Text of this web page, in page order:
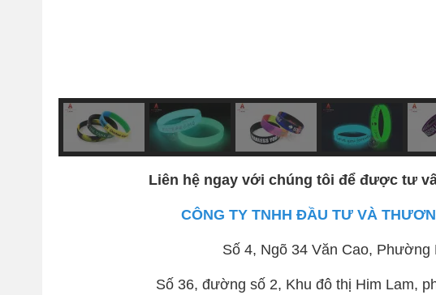
Liên hệ ngay với chúng tôi để được tư
CÔNG TY TNHH ĐẦU TƯ VÀ
Số 4, Ngõ 34 Văn Cao, Phường
Số 36, đường số 2, Khu đô thị Him Lam,